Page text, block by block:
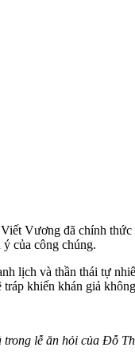
Vương đã chính
của công chúng.
lịch và thần thái tự
khiến khán giả
lễ ăn hỏi của Đỗ